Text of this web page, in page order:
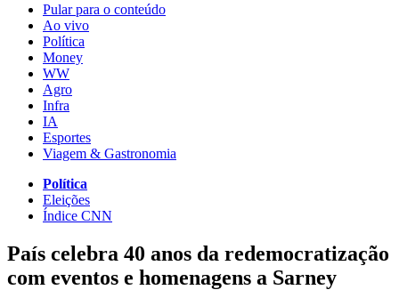
Pular para o conteúdo
Ao vivo
Política
Money
WW
Agro
Infra
IA
Esportes
Viagem & Gastronomia
Política
Eleições
Índice CNN
País celebra 40 anos da redemocratização
com eventos e homenagens a Sarney